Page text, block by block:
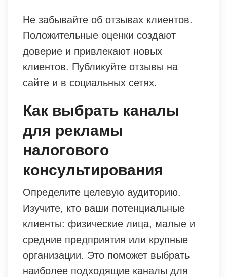
Не забывайте об отзывах клиентов.
Положительные оценки создают
доверие и привлекают новых
клиентов. Публикуйте отзывы на
сайте и в социальных сетях.
Как выбрать каналы
для рекламы
налогового
консультирования
Определите целевую аудиторию.
Изучите, кто ваши потенциальные
клиенты: физические лица, малые и
средние предприятия или крупные
организации. Это поможет выбрать
наиболее подходящие каналы для